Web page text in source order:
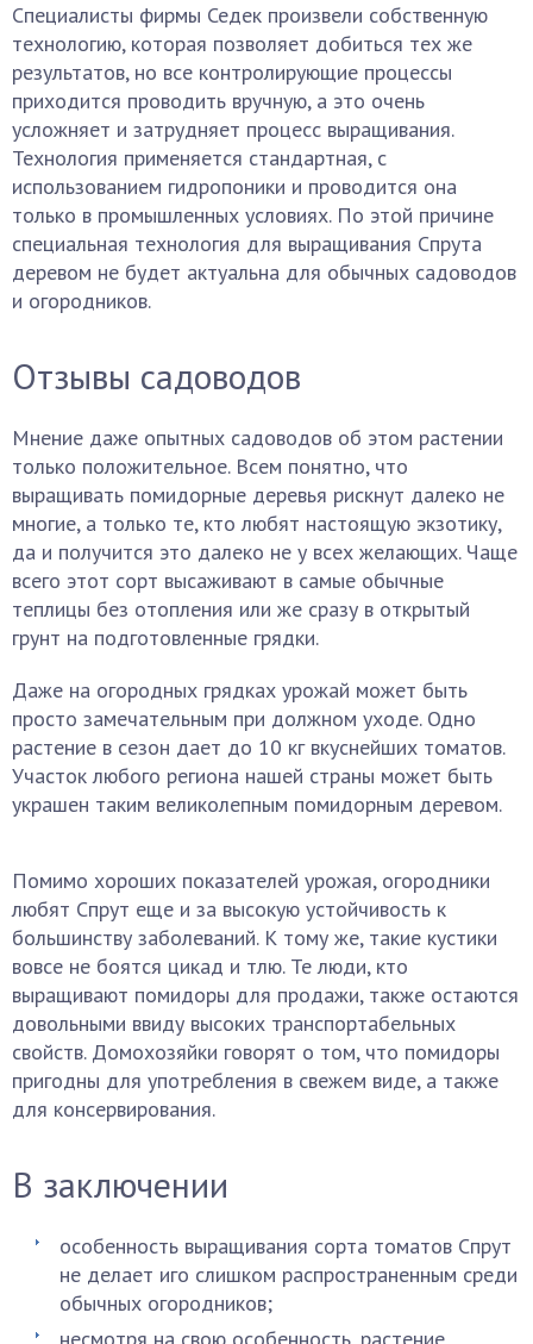
Специалисты фирмы Седек произвели собственную
технологию, которая позволяет добиться тех же
результатов, но все контролирующие процессы
приходится проводить вручную, а это очень
усложняет и затрудняет процесс выращивания.
Технология применяется стандартная, с
использованием гидропоники и проводится она
только в промышленных условиях. По этой причине
специальная технология для выращивания Спрута
деревом не будет актуальна для обычных садоводов
и огородников.
Отзывы садоводов
Мнение даже опытных садоводов об этом растении
только положительное. Всем понятно, что
выращивать помидорные деревья рискнут далеко не
многие, а только те, кто любят настоящую экзотику,
да и получится это далеко не у всех желающих. Чаще
всего этот сорт высаживают в самые обычные
теплицы без отопления или же сразу в открытый
грунт на подготовленные грядки.
Даже на огородных грядках урожай может быть
просто замечательным при должном уходе. Одно
растение в сезон дает до 10 кг вкуснейших томатов.
Участок любого региона нашей страны может быть
украшен таким великолепным помидорным деревом.
Помимо хороших показателей урожая, огородники
любят Спрут еще и за высокую устойчивость к
большинству заболеваний. К тому же, такие кустики
вовсе не боятся цикад и тлю. Те люди, кто
выращивают помидоры для продажи, также остаются
довольными ввиду высоких транспортабельных
свойств. Домохозяйки говорят о том, что помидоры
пригодны для употребления в свежем виде, а также
для консервирования.
В заключении
особенность выращивания сорта томатов Спрут
не делает иго слишком распространенным среди
обычных огородников;